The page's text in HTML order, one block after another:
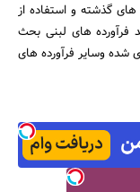
گذشته و استفاده از
فرآورده های لبنی بحث
شده وسایر فرآورده های